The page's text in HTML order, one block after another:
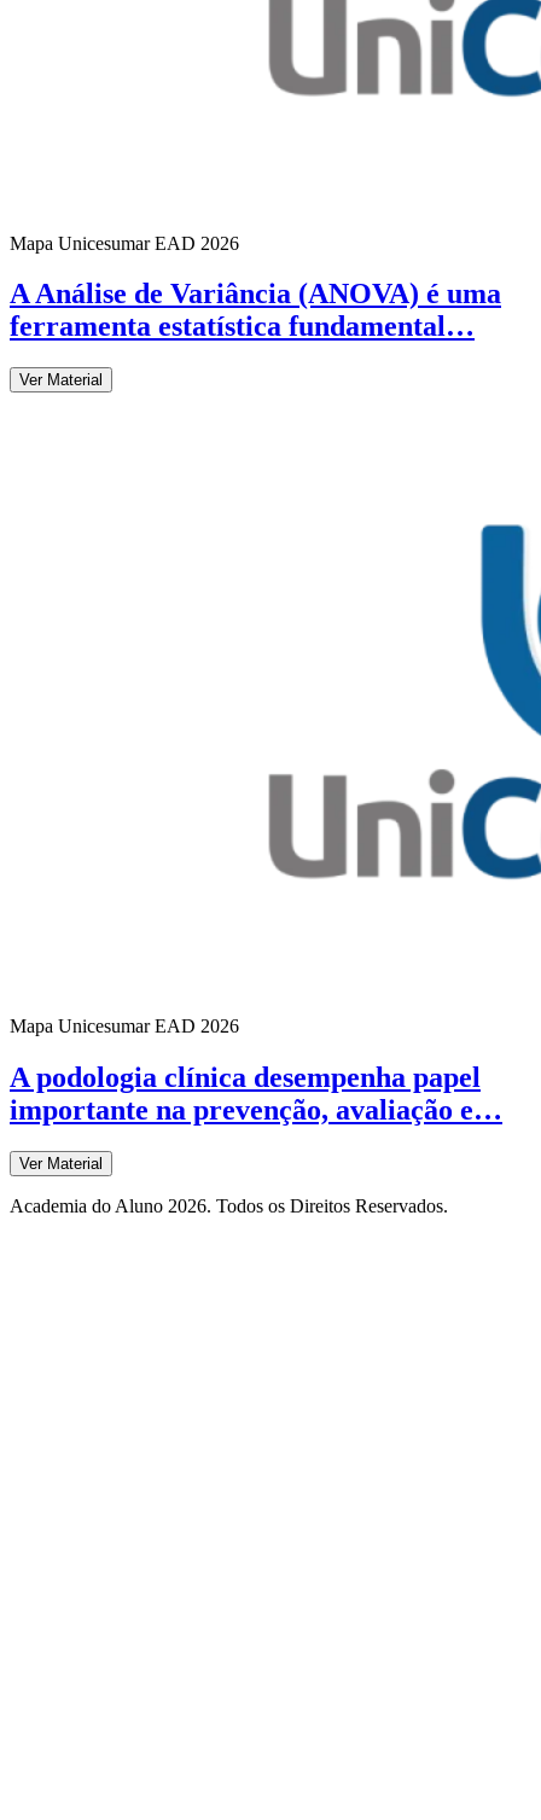
Mapa Unicesumar EAD 2026
A Análise de Variância (ANOVA) é uma
ferramenta estatística fundamental…
Ver Material
Mapa Unicesumar EAD 2026
A podologia clínica desempenha papel
importante na prevenção, avaliação e…
Ver Material
Academia do Aluno 2026. Todos os Direitos Reservados.